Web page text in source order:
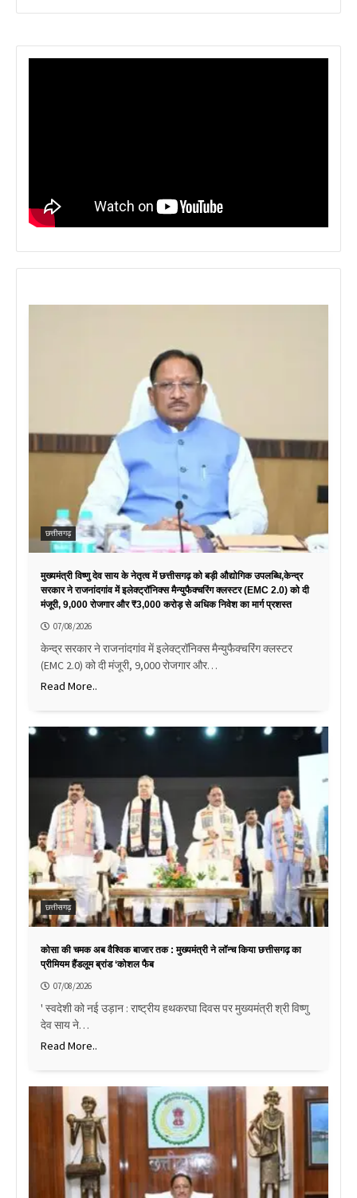
छत्तीसगढ़
मुख्यमंत्री विष्णु देव साय के नेतृत्व में छत्तीसगढ़ को बड़ी औद्योगिक उपलब्धि,केन्द्र
सरकार ने राजनांदगांव में इलेक्ट्रॉनिक्स मैन्युफैक्चरिंग क्लस्टर (EMC 2.0) को दी
मंजूरी, 9,000 रोजगार और ₹3,000 करोड़ से अधिक निवेश का मार्ग प्रशस्त
07/08/2026
केन्द्र सरकार ने राजनांदगांव में इलेक्ट्रॉनिक्स मैन्युफैक्चरिंग क्लस्टर
(EMC 2.0) को दी मंजूरी, 9,000 रोजगार और…
Read More..
छत्तीसगढ़
कोसा की चमक अब वैश्विक बाजार तक : मुख्यमंत्री ने लॉन्च किया छत्तीसगढ़ का
प्रीमियम हैंडलूम ब्रांड ‘कोशल फैब
07/08/2026
' स्वदेशी को नई उड़ान : राष्ट्रीय हथकरघा दिवस पर मुख्यमंत्री श्री विष्णु
देव साय ने…
Read More..